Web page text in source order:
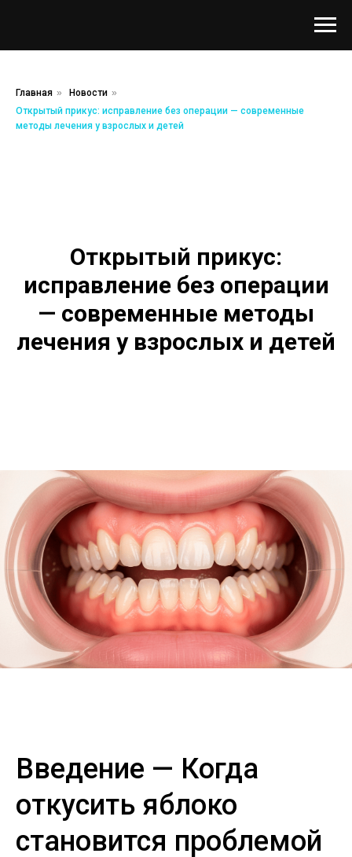
Главная » Новости »
Открытый прикус: исправление без операции — современные
методы лечения у взрослых и детей
Открытый прикус:
исправление без операции
— современные методы
лечения у взрослых и детей
Введение — Когда
откусить яблоко
становится проблемой